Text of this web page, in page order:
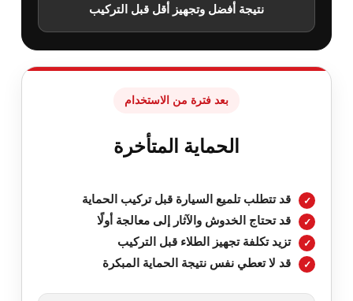
نتيجة أفضل وتجهيز أقل قبل التركيب
بعد فترة من الاستخدام
الحماية المتأخرة
قد تتطلب تلميع السيارة قبل تركيب الحماية
قد تحتاج الخدوش والآثار إلى معالجة أولًا
تزيد تكلفة تجهيز الطلاء قبل التركيب
قد لا تعطي نفس نتيجة الحماية المبكرة